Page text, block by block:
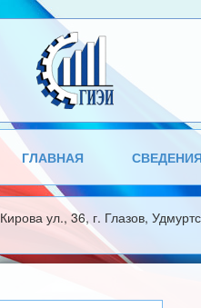
ГЛАВНАЯ
Кирова ул., 36, г. Глазов,